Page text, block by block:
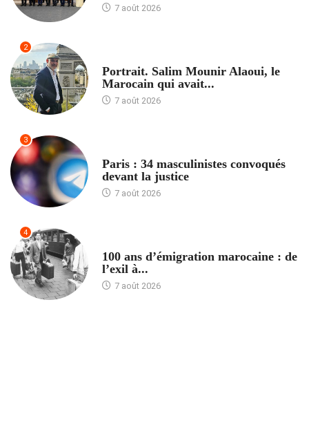
7 août 2026
2
Portrait. Salim Mounir Alaoui, le
Marocain qui avait...
7 août 2026
3
Paris : 34 masculinistes convoqués
devant la justice
7 août 2026
4
100 ans d’émigration marocaine : de
l’exil à...
7 août 2026